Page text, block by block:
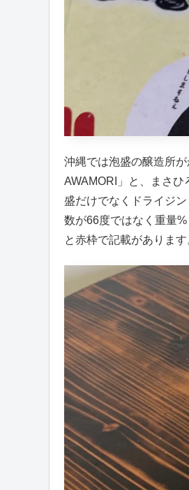
沖縄では泡盛の醸造所
AWAMORI」と、まさ
盛だけでなくドライジ
数が66度ではなく重量
と赤枠で記載があります